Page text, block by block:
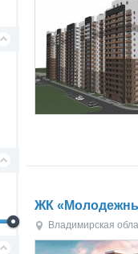
ЖК
Владимирская